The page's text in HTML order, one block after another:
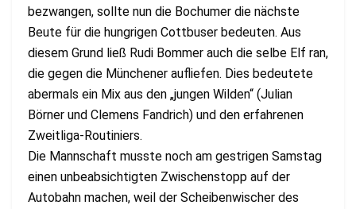
bezwangen, sollte nun die Bochumer die nächste
Beute für die hungrigen Cottbuser bedeuten. Aus
diesem Grund ließ Rudi Bommer auch die selbe Elf ran,
die gegen die Münchener aufliefen. Dies bedeutete
abermals ein Mix aus den „jungen Wilden“ (Julian
Börner und Clemens Fandrich) und den erfahrenen
Zweitliga-Routiniers.
Die Mannschaft musste noch am gestrigen Samstag
einen unbeabsichtigten Zwischenstopp auf der
Autobahn machen, weil der Scheibenwischer des